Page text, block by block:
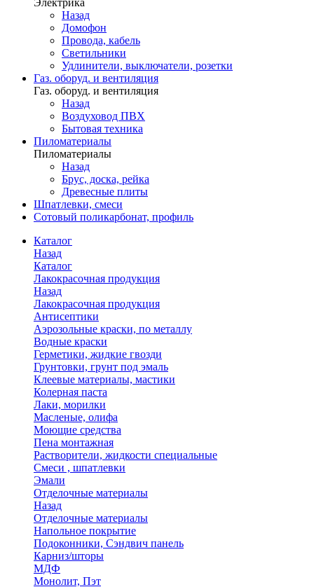
Электрика
Назад
Домофон
Провода, кабель
Светильники
Удлинители, выключатели, розетки
Газ. оборуд. и вентиляция
Газ. оборуд. и вентиляция
Назад
Воздуховод ПВХ
Бытовая техника
Пиломатериалы
Пиломатериалы
Назад
Брус, доска, рейка
Древесные плиты
Шпатлевки, смеси
Сотовый поликарбонат, профиль
Каталог
Назад
Каталог
Лакокрасочная продукция
Назад
Лакокрасочная продукция
Антисептики
Аэрозольные краски, по металлу
Водные краски
Герметики, жидкие гвозди
Грунтовки, грунт под эмаль
Клеевые материалы, мастики
Колерная паста
Лаки, морилки
Масленые, олифа
Моющие средства
Пена монтажная
Растворители, жидкости специальные
Смеси , шпатлевки
Эмали
Отделочные материалы
Назад
Отделочные материалы
Напольное покрытие
Подоконники, Сэндвич панель
Карниз/шторы
МДФ
Монолит, Пэт